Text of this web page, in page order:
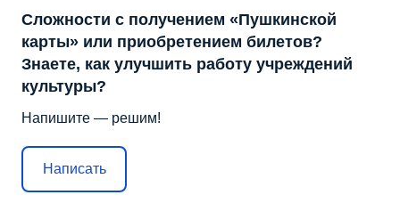
Сложности с получением «Пушкинской
карты» или приобретением билетов?
Знаете, как улучшить работу учреждений
культуры?
Напишите — решим!
Написать